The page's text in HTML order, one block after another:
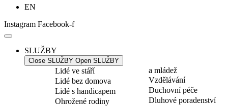
EN
Instagram Facebook-f
SLUŽBY
Close SLUŽBY Open SLUŽBY
Lidé ve stáří
Lidé bez domova
Lidé s handicapem
Ohrožené rodiny
a mládež
Vzdělávání
Duchovní péče
Dluhové poradenství